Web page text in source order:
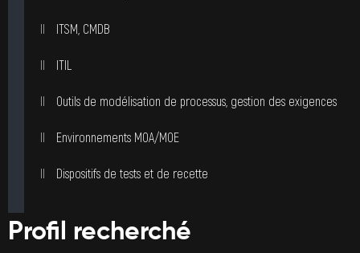
ITSM, CMDB
ITIL
Outils de modélisation de processus, gestion des exigences
Environnements MOA/MOE
Dispositifs de tests et de recette
Profil recherché